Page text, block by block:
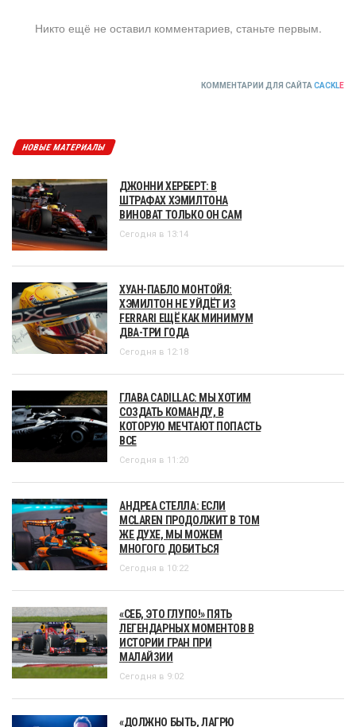
Никто ещё не оставил комментариев, станьте первым.
КОММЕНТАРИИ ДЛЯ САЙТА CACKLE
НОВЫЕ МАТЕРИАЛЫ
ДЖОННИ ХЕРБЕРТ: В
ШТРАФАХ ХЭМИЛТОНА
ВИНОВАТ ТОЛЬКО ОН САМ
Сегодня в 13:14
ХУАН-ПАБЛО МОНТОЙЯ:
ХЭМИЛТОН НЕ УЙДЁТ ИЗ
FERRARI ЕЩЁ КАК МИНИМУМ
ДВА-ТРИ ГОДА
Сегодня в 12:18
ГЛАВА CADILLAC: МЫ ХОТИМ
СОЗДАТЬ КОМАНДУ, В
КОТОРУЮ МЕЧТАЮТ ПОПАСТЬ
ВСЕ
Сегодня в 11:20
АНДРЕА СТЕЛЛА: ЕСЛИ
MCLAREN ПРОДОЛЖИТ В ТОМ
ЖЕ ДУХЕ, МЫ МОЖЕМ
МНОГОГО ДОБИТЬСЯ
Сегодня в 10:22
«СЕБ, ЭТО ГЛУПО!» ПЯТЬ
ЛЕГЕНДАРНЫХ МОМЕНТОВ В
ИСТОРИИ ГРАН ПРИ
МАЛАЙЗИИ
Сегодня в 9:02
«ДОЛЖНО БЫТЬ, ЛАГРЮ